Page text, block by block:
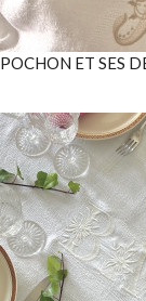
POCHON ET SES